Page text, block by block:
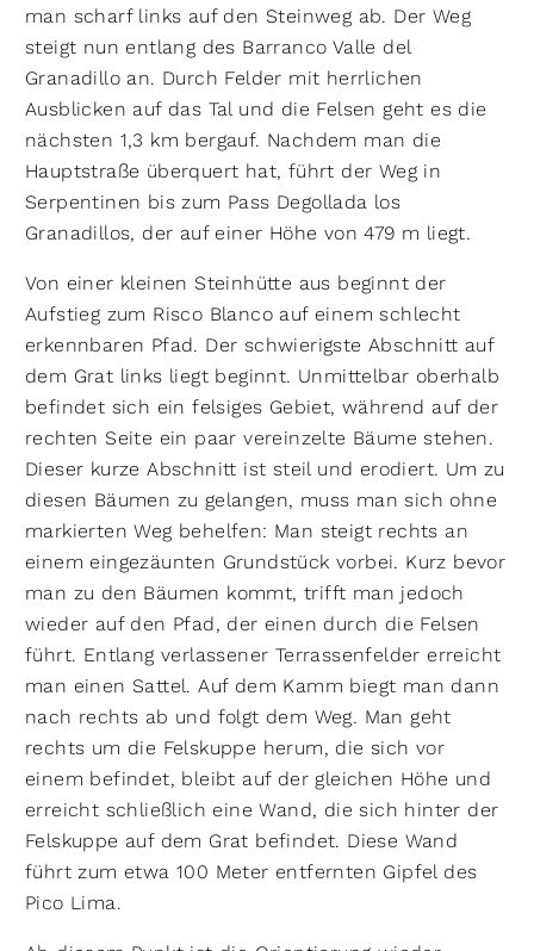
man scharf links auf den Steinweg ab. Der Weg
steigt nun entlang des Barranco Valle del
Granadillo an. Durch Felder mit herrlichen
Ausblicken auf das Tal und die Felsen geht es die
nächsten 1,3 km bergauf. Nachdem man die
Hauptstraße überquert hat, führt der Weg in
Serpentinen bis zum Pass Degollada los
Granadillos, der auf einer Höhe von 479 m liegt.
Von einer kleinen Steinhütte aus beginnt der
Aufstieg zum Risco Blanco auf einem schlecht
erkennbaren Pfad. Der schwierigste Abschnitt auf
dem Grat links liegt beginnt. Unmittelbar oberhalb
befindet sich ein felsiges Gebiet, während auf der
rechten Seite ein paar vereinzelte Bäume stehen.
Dieser kurze Abschnitt ist steil und erodiert. Um zu
diesen Bäumen zu gelangen, muss man sich ohne
markierten Weg behelfen: Man steigt rechts an
einem eingezäunten Grundstück vorbei. Kurz bevor
man zu den Bäumen kommt, trifft man jedoch
wieder auf den Pfad, der einen durch die Felsen
führt. Entlang verlassener Terrassenfelder erreicht
man einen Sattel. Auf dem Kamm biegt man dann
nach rechts ab und folgt dem Weg. Man geht
rechts um die Felskuppe herum, die sich vor
einem befindet, bleibt auf der gleichen Höhe und
erreicht schließlich eine Wand, die sich hinter der
Felskuppe auf dem Grat befindet. Diese Wand
führt zum etwa 100 Meter entfernten Gipfel des
Pico Lima.